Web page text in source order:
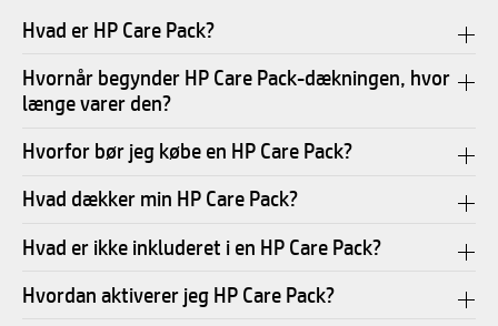
Hvad er HP Care Pack?
Hvornår begynder HP Care Pack-dækningen, hvor
længe varer den?
Hvorfor bør jeg købe en HP Care Pack?
Hvad dækker min HP Care Pack?
Hvad er ikke inkluderet i en HP Care Pack?
Hvordan aktiverer jeg HP Care Pack?